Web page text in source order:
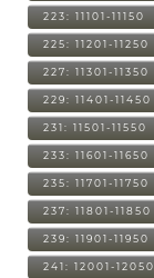
223: 11101-11150
225: 11201-11250
227: 11301-11350
229: 11401-11450
231: 11501-11550
233: 11601-11650
235: 11701-11750
237: 11801-11850
239: 11901-11950
241: 12001-12050